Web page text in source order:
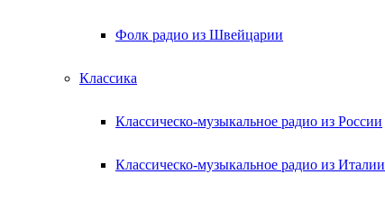
Фолк радио из Швейцарии
Классика
Классическо-музыкальное радио из России
Классическо-музыкальное радио из Италии